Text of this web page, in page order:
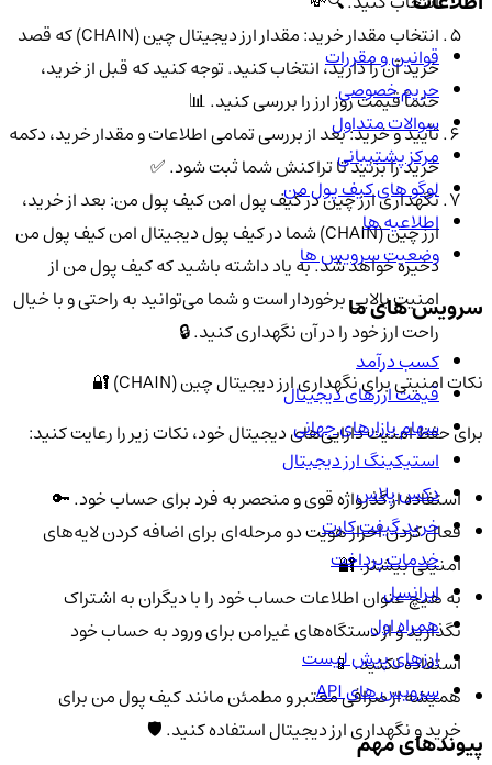
انتخاب مقدار خرید: مقدار ارز دیجیتال چین (CHAIN) که قصد
خرید آن را دارید، انتخاب کنید. توجه کنید که قبل از خرید،
حتماً قیمت روز ارز را بررسی کنید. 📊
تأیید و خرید: بعد از بررسی تمامی اطلاعات و مقدار خرید، دکمه
خرید را بزنید تا تراکنش شما ثبت شود. ✅
نگهداری ارز چین در کیف پول امن کیف پول من: بعد از خرید،
ارز چین (CHAIN) شما در کیف پول دیجیتال امن کیف پول من
ذخیره خواهد شد. به یاد داشته باشید که کیف پول من از
امنیت بالایی برخوردار است و شما می‌توانید به راحتی و با خیال
راحت ارز خود را در آن نگهداری کنید. 🔒
نکات امنیتی برای نگهداری ارز دیجیتال چین (CHAIN) 🔐
برای حفظ امنیت دارایی‌های دیجیتال خود، نکات زیر را رعایت کنید:
استفاده از گذرواژه قوی و منحصر به فرد برای حساب خود. 🔑
فعال کردن احراز هویت دو مرحله‌ای برای اضافه کردن لایه‌های
امنیتی بیشتر. 🔐
به هیچ عنوان اطلاعات حساب خود را با دیگران به اشتراک
نگذارید و از دستگاه‌های غیرامن برای ورود به حساب خود
استفاده نکنید. 📱
همیشه از صرافی معتبر و مطمئن مانند کیف پول من برای
خرید و نگهداری ارز دیجیتال استفاده کنید. 🛡️
قوانین و مقررات
حریم خصوصی
سوالات متداول
مرکز پشتیبانی
لوگو های کیف پول من
اطلاعیه ها
وضعیت سرویس ها
سرویس های ما
کسب درآمد
قیمت ارزهای دیجیتال
سهام بازارهای جهانی
استیکینگ ارز دیجیتال
دکس پلاس
خرید گیفت کارت
خدمات پرداخت
ایرانسل
همراه اول
ارزهای پیش لیست
سرویس های API
پیوندهای مهم